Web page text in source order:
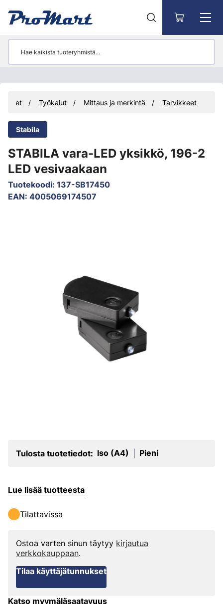
Työkalut Mittaus ja merkintä Tarvikkeet
Stabila
STABILA vara-LED yksikkö, 196-2
LED vesivaakaan
Tuotekoodi: 137-SB17450
EAN: 4005069174507
Tulosta tuotetiedot: Iso (A4) Pieni
Lue lisää tuotteesta
Tilattavissa
Ostoa varten sinun täytyy kirjautua
verkkokauppaan.
Tilaa käyttäjätunnukset
Katso myymäläsaatavuus